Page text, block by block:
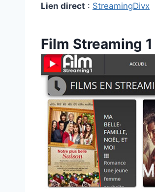
Lien direct : StreamingDivx
Film Streaming 1